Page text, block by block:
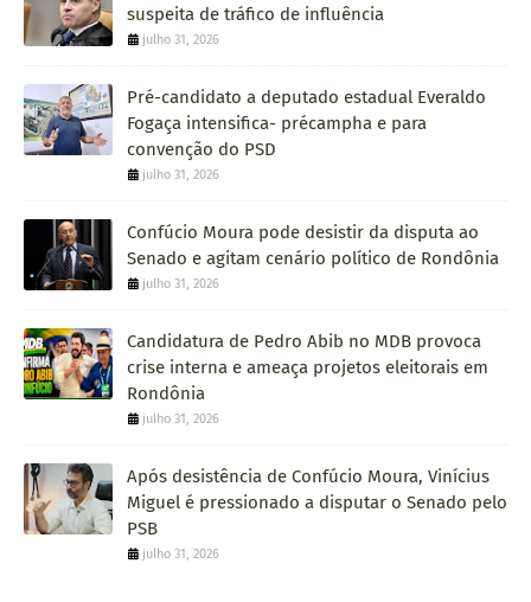
suspeita de tráfico de influência
julho 31, 2026
Pré-candidato a deputado estadual Everaldo
Fogaça intensifica- précampha e para
convenção do PSD
julho 31, 2026
Confúcio Moura pode desistir da disputa ao
Senado e agitam cenário político de Rondônia
julho 31, 2026
Candidatura de Pedro Abib no MDB provoca
crise interna e ameaça projetos eleitorais em
Rondônia
julho 31, 2026
Após desistência de Confúcio Moura, Vinícius
Miguel é pressionado a disputar o Senado pelo
PSB
julho 31, 2026